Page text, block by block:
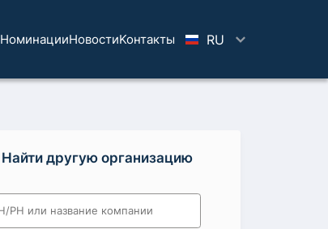
НоминацииНовостиKoнтaкты RU
Найти другую организацию